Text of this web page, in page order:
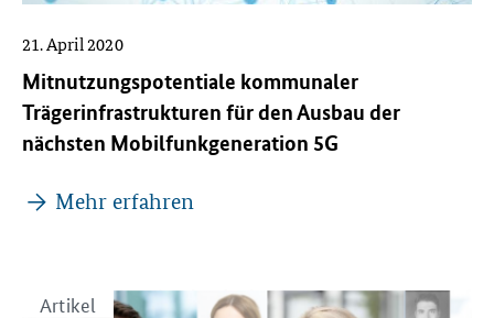
Mitnutzungspotentiale kommunaler
Trägerinfrastrukturen für den Ausbau der
nächsten Mobilfunkgeneration 5G
21. April 2020
Mehr erfahren
Artikel